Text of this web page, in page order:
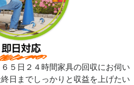
５日２４時間家具の回収にお伺い
日までしっかりと収益を上げたい